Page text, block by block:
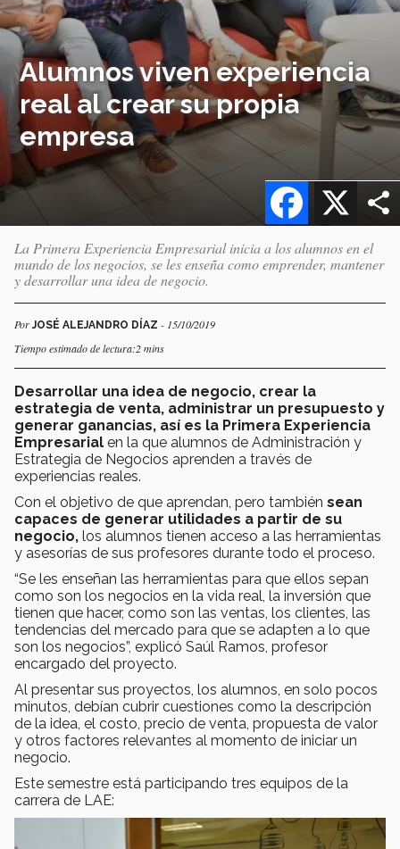
Alumnos viven experiencia
real al crear su propia
empresa
X
Facebook
La Primera Experiencia Empresarial inicia a los alumnos en el
mundo de los negocios, se les enseña como emprender, mantener
y desarrollar una idea de negocio.
PorJOSÉ ALEJANDRO DÍAZ - 15/10/2019
Tiempo estimado de lectura:2 mins
Desarrollar una idea de negocio, crear la
estrategia de venta, administrar un presupuesto y
generar ganancias, así es la Primera Experiencia
Empresarial en la que alumnos de Administración y
Estrategia de Negocios aprenden a través de
experiencias reales.
Con el objetivo de que aprendan, pero también sean
capaces de generar utilidades a partir de su
negocio, los alumnos tienen acceso a las herramientas
y asesorías de sus profesores durante todo el proceso.
“Se les enseñan las herramientas para que ellos sepan
como son los negocios en la vida real, la inversión que
tienen que hacer, como son las ventas, los clientes, las
tendencias del mercado para que se adapten a lo que
son los negocios”, explicó Saúl Ramos, profesor
encargado del proyecto.
Al presentar sus proyectos, los alumnos, en solo pocos
minutos, debían cubrir cuestiones como la descripción
de la idea, el costo, precio de venta, propuesta de valor
y otros factores relevantes al momento de iniciar un
negocio.
Este semestre está participando tres equipos de la
carrera de LAE: